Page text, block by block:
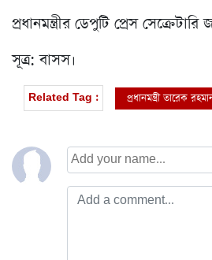
প্রধানমন্ত্রীর ডেপুটি প্রেস
সূত্র: বাসস।
Related Tag : প্রধানমন্ত্রী তারেক